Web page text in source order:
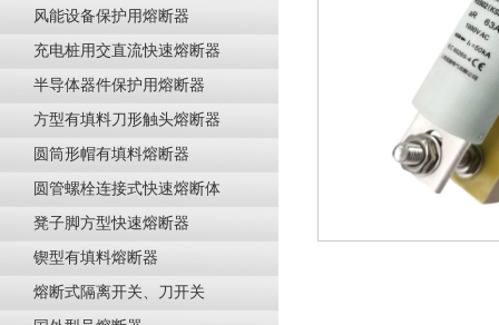
风能设备保护用熔断器
充电桩用交直流快速熔断器
半导体器件保护用熔断器
方型有填料刀形触头熔断器
圆筒形帽有填料熔断器
圆管螺栓连接式快速熔断体
凳子脚方型快速熔断器
锲型有填料熔断器
熔断式隔离开关、刀开关